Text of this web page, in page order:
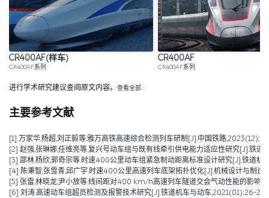
CR400AF(样车)
CR400AF系列
CR400AF
CR400AF系列
进行学术研究建议查阅原文内容。 查看全部…
主要参考文献
[1] 万家华,杨超,刘正毅等.雅万高铁高速综合检测列车研制[J].中国铁路
[2] 赵强,张琳娜,任维亮等.复兴号动车组与既有线牵引供电能力适应性研究[J].铁
[3] 邵林,杨欣,郭奇宗等.时速400公里动车组紧急制动距离标准设计研究[J].铁道机
[4] 陈秉智,张雪青,邱广宇.时速400公里高速列车底架拓扑优化[J].机械设计与制造
[5] 张雷,林晓龙,尹小放等.线间距对400 km/h高速列车隧道交会气动性能的影响
[6] 刘涛.高速动车组超员检测及报警技术研究[J].铁道机车与动车,2021(01):26-